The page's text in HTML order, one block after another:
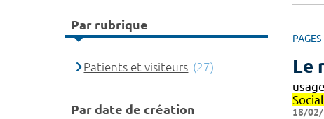
PAGES
Le
Social
18/
Par rubrique
Patients et visiteurs (27)
Par date de création